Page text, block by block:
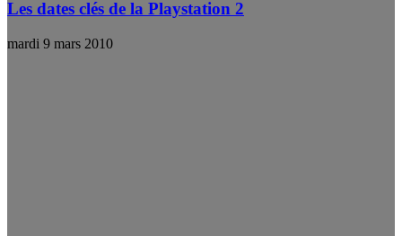
Les dates clés de la Playstation 2
mardi 9 mars 2010